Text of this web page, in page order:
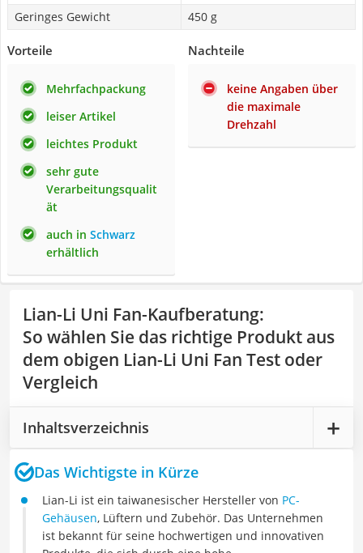
Geringes Gewicht
450 g
Vorteile
Mehrfachpackung
leiser Artikel
leichtes Produkt
sehr gute
Verarbeitungsqualit
ät
auch in Schwarz
erhältlich
Nachteile
keine Angaben über
die maximale
Drehzahl
Lian-Li Uni Fan-Kaufberatung:
So wählen Sie das richtige Produkt aus
dem obigen Lian-Li Uni Fan Test oder
Vergleich
Inhaltsverzeichnis
Das Wichtigste in Kürze
Lian-Li ist ein taiwanesischer Hersteller von PC-
Gehäusen, Lüftern und Zubehör. Das Unternehmen
ist bekannt für seine hochwertigen und innovativen